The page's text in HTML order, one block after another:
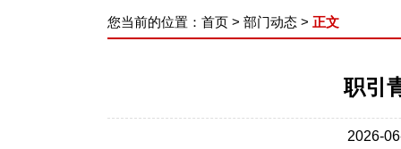
您当前的位置： 首页 > 部门动态 > 正文
职引
2026-